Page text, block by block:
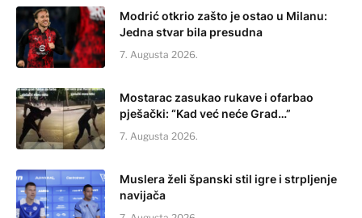
Modrić otkrio zašto je ostao u Milanu:
Jedna stvar bila presudna
7. Augusta 2026.
Mostarac zasukao rukave i ofarbao
pješački: “Kad već neće Grad…”
7. Augusta 2026.
Muslera želi španski stil igre i strpljenje
navijača